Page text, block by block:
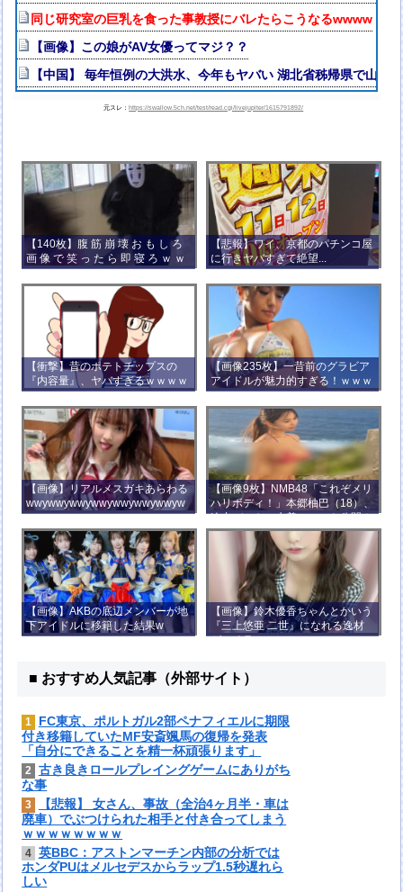
同じ研究室の巨乳を食った事教授にバレたらこうなるwwww
【画像】この娘がAV女優ってマジ？？
【中国】 毎年恒例の大洪水、今年もヤバい 湖北省秭帰県で山洪
元スレ：https://swallow.5ch.net/test/read.cgi/livejupiter/1615791892/
【140枚】腹 筋 崩 壊 お も し ろ
画 像 で 笑 っ た ら 即 寝 ろ ｗ ｗ
ｗ ｗ ｗ ｗ ｗ ｗ ｗ ｗ ｗ ｗ
【悲報】ワイ、京都のパチンコ屋
に行きヤバすぎて絶望...
【衝撃】昔のポテトチップスの
『内容量』、ヤバすぎるｗｗｗｗ
ｗｗｗｗ
【画像235枚】一昔前のグラビア
アイドルが魅力的すぎる！ｗｗｗ
【画像】リアルメスガキあらわる
wwywwywwywwywwywwywwyw
wywwy
【画像9枚】NMB48「これぞメリ
ハリボディ！」本郷柚巴（18）、
迫力バストの水着ショット公開！
【画像】AKBの底辺メンバーが地
下アイドルに移籍した結果w
【画像】鈴木優香ちゃんとかいう
『三上悠亜 二世』になれる逸材
がコチラ
■ おすすめ人気記事（外部サイト）
1
FC東京、ポルトガル2部ペナフィエルに期限
付き移籍していたMF安斎颯馬の復帰を発表
「自分にできることを精一杯頑張ります」
2 古き良きロールプレイングゲームにありがち
な事
3
【悲報】 女さん、事故（全治4ヶ月半・車は
廃車）でぶつけられた相手と付き合ってしまう
ｗｗｗｗｗｗｗｗ
4 英BBC：アストンマーチン内部の分析では
ホンダPUはメルセデスからラップ1.5秒遅れら
しい